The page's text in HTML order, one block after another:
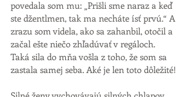
povedala som mu: „Prišli sme naraz a keď
ste džentlmen, tak ma necháte ísť prvú.“ A
zrazu som videla, ako sa zahanbil, otočil a
začal ešte niečo zhľadúvať v regáloch.
Taká sila do mňa vošla z toho, že som sa
zastala samej seba. Aké je len toto dôležité!